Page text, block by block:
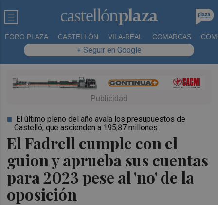
FORO PLAZA CASTELLÓN VILA-REAL COMARCAS
+ Seguir en Google
El Fadrell cumple con el
guion y aprueba sus cuentas
para 2023 pese al 'no' de la
oposición
El último pleno del año avala los presupuestos de
Castelló, que ascienden a 195,87 millones